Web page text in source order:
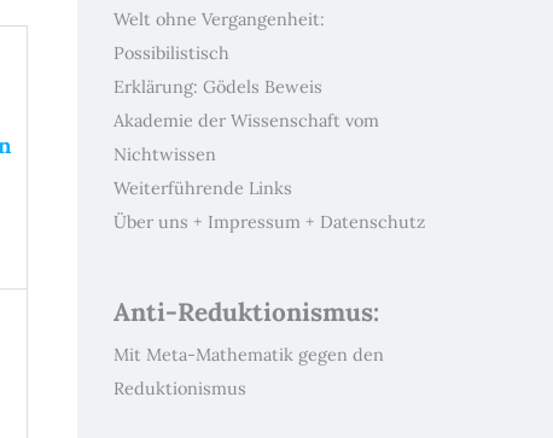
Welt ohne Vergangenheit:
Possibilistisch
Erklärung: Gödels Beweis
Akademie der Wissenschaft vom
Nichtwissen
Weiterführende Links
Über uns + Impressum + Datenschutz
Anti-Reduktionismus:
Mit Meta-Mathematik gegen den
Reduktionismus